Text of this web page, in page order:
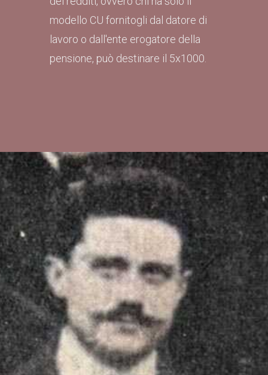
modello CU fornitogli dal datore di
lavoro o dall'ente erogatore della
pensione, può destinare il 5x1000.